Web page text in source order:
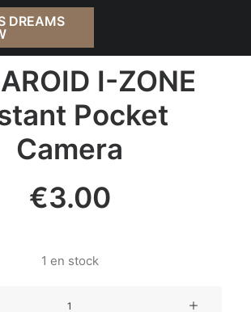
DREAMS
I-ZONE
Pocket
Camera
€3.00
1 en stock